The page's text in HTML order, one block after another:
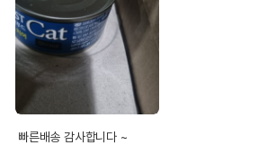
빠른배송 감사합니다 ~